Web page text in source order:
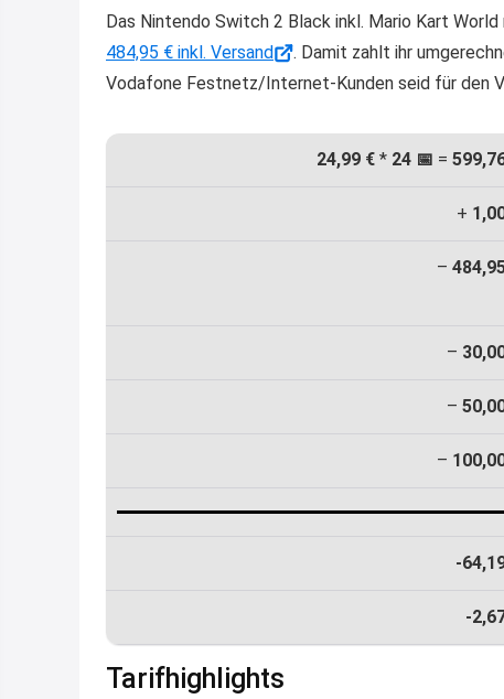
Das Nintendo Switch 2 Black inkl. Mario Kart
484,95 € inkl. Versand
. Damit zahlt ihr
Vodafone Festnetz/Internet-Kunden seid für den
24,99 € * 24 📅 =
+
–
–
–
–
-
-
Tarifhighlights